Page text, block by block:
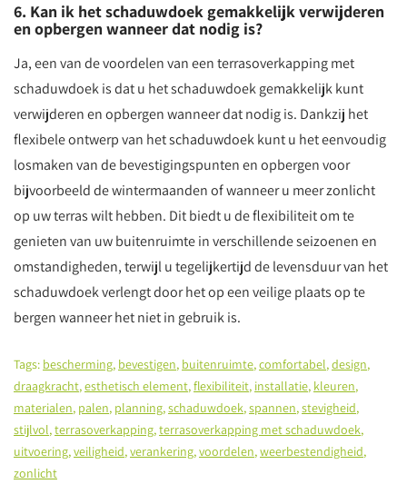
6. Kan ik het schaduwdoek gemakkelijk verwijderen
en opbergen wanneer dat nodig is?
Ja, een van de voordelen van een terrasoverkapping met
schaduwdoek is dat u het schaduwdoek gemakkelijk kunt
verwijderen en opbergen wanneer dat nodig is. Dankzij het
flexibele ontwerp van het schaduwdoek kunt u het eenvoudig
losmaken van de bevestigingspunten en opbergen voor
bijvoorbeeld de wintermaanden of wanneer u meer zonlicht
op uw terras wilt hebben. Dit biedt u de flexibiliteit om te
genieten van uw buitenruimte in verschillende seizoenen en
omstandigheden, terwijl u tegelijkertijd de levensduur van het
schaduwdoek verlengt door het op een veilige plaats op te
bergen wanneer het niet in gebruik is.
Tags: bescherming, bevestigen, buitenruimte,comfortabel,design,
draagkracht,esthetisch element,flexibiliteit, installatie, kleuren,
materialen, palen, planning,schaduwdoek,spannen,stevigheid,
stijlvol,terrasoverkapping,terrasoverkapping met schaduwdoek,
uitvoering,veiligheid,verankering,voordelen,weerbestendigheid,
zonlicht